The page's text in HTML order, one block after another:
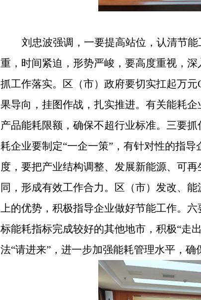
刘忠波强调，一要提高站位，认清节
重，时间紧迫，形势严峻，要高度重视，
抓工作落实。区（市）政府要切实扛起万
果导向，挂图作战，扎实推进。有关能耗
产品能耗限额，确保不超行业标准。三要
耗企业要制定“一企一策”，有针对性的指
度，要把产业结构调整、发展新能源、可
同，形成有效工作合力。区（市）发改、
上的优势，积极指导企业做好节能工作。
标能耗指标完成较好的其他地市，积极“走
法“请进来”，进一步加强能耗管理水平，确